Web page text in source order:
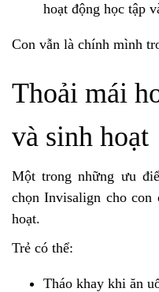
hoạt động học tập
Con vẫn là chính mình
Thoải mái
và sinh hoạt
Một trong những ưu
chọn Invisalign cho
hoạt.
Trẻ có thể:
Tháo khay khi ăn